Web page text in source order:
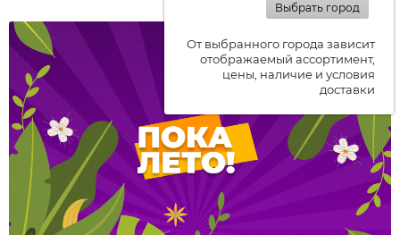
Выбрать город
От выбранного города зависит
отображаемый ассортимент,
цены, наличие и условия
доставки